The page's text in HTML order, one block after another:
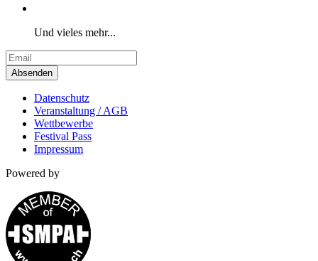
Und vieles mehr...
Absenden
Datenschutz
Veranstaltung / AGB
Wettbewerbe
Festival Pass
Impressum
Powered by